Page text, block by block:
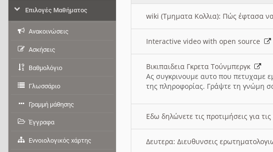
wiki (Τμηματα Κολλια): Πώς έφτασα
Interactive video with open source
Βικιπαιδεια Γκρετα Τούνμπεργκ
Ας συγκρινουμε αυτο που πετυχαμε
της πληροφορίας. Γράψτε τη γνώμη
Εδω δηλώνετε τις προτιμήσεις για
Δευτερα: Διευθυνσεις
Επιλογές Μαθήματος
Ανακοινώσεις
Ασκήσεις
Βαθμολόγιο
Γλωσσάριο
Γραμμή μάθησης
Έγγραφα
Εννοιολογικός χάρτης